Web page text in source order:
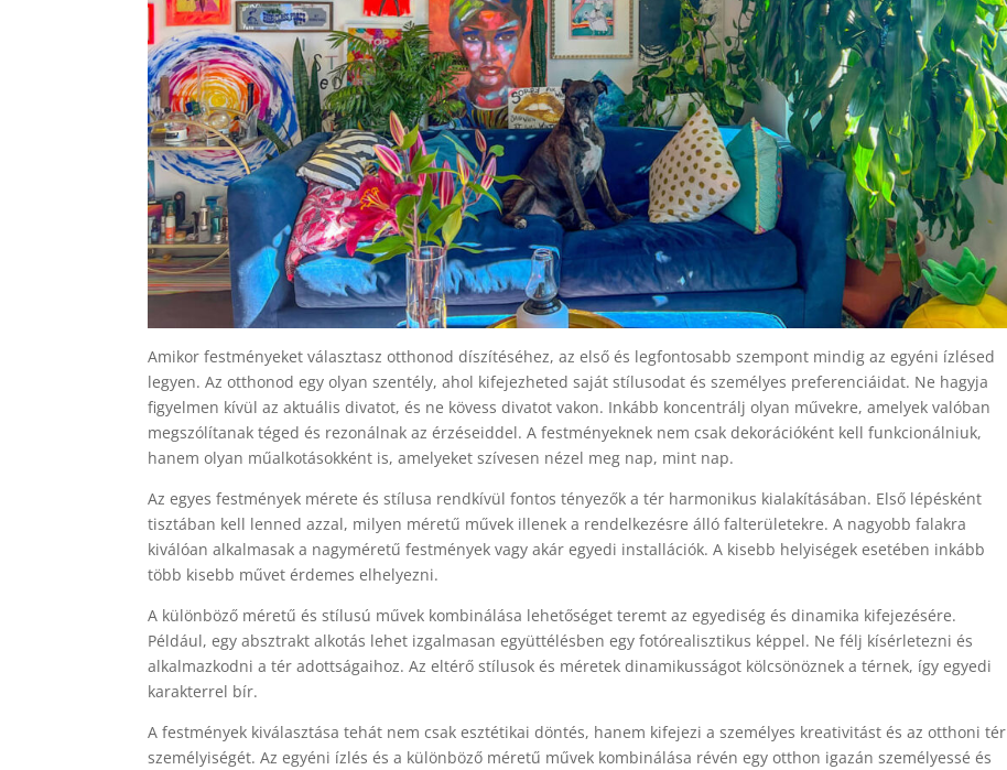
Amikor festményeket választasz otthonod díszítéséhez, az első és legfontosabb szempont mindig az egyéni ízlésed
legyen. Az otthonod egy olyan szentély, ahol kifejezheted saját stílusodat és személyes preferenciáidat. Ne hagyja
figyelmen kívül az aktuális divatot, és ne kövess divatot vakon. Inkább koncentrálj olyan művekre, amelyek valóban
megszólítanak téged és rezonálnak az érzéseiddel. A festményeknek nem csak dekorációként kell funkcionálniuk,
hanem olyan műalkotásokként is, amelyeket szívesen nézel meg nap, mint nap.
Az egyes festmények mérete és stílusa rendkívül fontos tényezők a tér harmonikus kialakításában. Első lépésként
tisztában kell lenned azzal, milyen méretű művek illenek a rendelkezésre álló falterületekre. A nagyobb falakra
kiválóan alkalmasak a nagyméretű festmények vagy akár egyedi installációk. A kisebb helyiségek esetében inkább
több kisebb művet érdemes elhelyezni.
A különböző méretű és stílusú művek kombinálása lehetőséget teremt az egyediség és dinamika kifejezésére.
Például, egy absztrakt alkotás lehet izgalmasan együttélésben egy fotórealisztikus képpel. Ne félj kísérletezni és
alkalmazkodni a tér adottságaihoz. Az eltérő stílusok és méretek dinamikusságot kölcsönöznek a térnek, így egyedi
karakterrel bír.
A festmények kiválasztása tehát nem csak esztétikai döntés, hanem kifejezi a személyes kreativitást és az otthoni tér
személyiségét. Az egyéni ízlés és a különböző méretű művek kombinálása révén egy otthon igazán személyessé és